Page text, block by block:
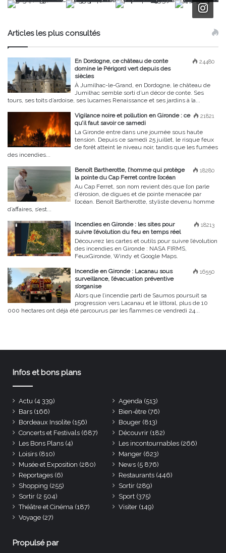
Articles les plus consultés
24480
En Dordogne, ce château de conte
domine le Périgord vert depuis des
siècles
À Jumilhac-le-Grand, en Dordogne, le château de
Jumilhac semble sorti d’un décor de conte. Ses
tours, ses toits d’ardoise, ses lucarnes Renaissance et ses jardins à la...
21821
Vigilance noire et pollution en Gironde : ce
qu’il faut savoir ce samedi
La Gironde entre dans une journée sous haute
tension. Depuis ce samedi 25 juillet, le risque feux
de forêt atteint le niveau noir, tandis que les fumées
des incendies...
18280
Benoît Bartherotte, l’homme qui protège
la pointe du Cap Ferret contre l’océan
Au Cap Ferret, son nom revient dès que l’on parle
d’érosion, de digues et de pointe menacée par
l’océan. Benoît Bartherotte, styliste devenu homme
d’affaires, s’est...
18213
Incendies en Gironde : les sites pour
suivre l’évolution du feu en temps réel
Découvrez les cartes et outils pour suivre l’évolution
des incendies en Gironde : NASA FIRMS,
FeuxGironde, Windy et Google Maps.
16550
Incendie en Gironde : Lacanau sous
surveillance, l’évacuation préventive
s’organise
Alors que l’incendie parti de Saumos poursuit sa
progression vers Lacanau et le littoral, plus de 10
000 hectares ont déjà été parcourus par les flammes ce vendredi 24...
Infos et bons plans
Actu (4 339) Agenda (513)
Bars (166) Bien-être (76)
Bordeaux Insolite (156) Bouger (813)
Concerts et Festivals (687) Découvrir (182)
Les Bons Plans (4) Les incontournables (266)
Loisirs (810) Manger (623)
Musée et Exposition (280) News (5 876)
Reportages (6) Restaurants (446)
Shopping (255) Sortir (289)
Sortir (2 504) Sport (375)
Théâtre et Cinéma (187) Visiter (149)
Voyage (27)
Propulsé par